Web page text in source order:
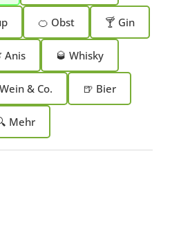
🍊 Obst 🍸 Gin
Anis 🥃 Whisky
& Co. 🍺 Bier
Mehr